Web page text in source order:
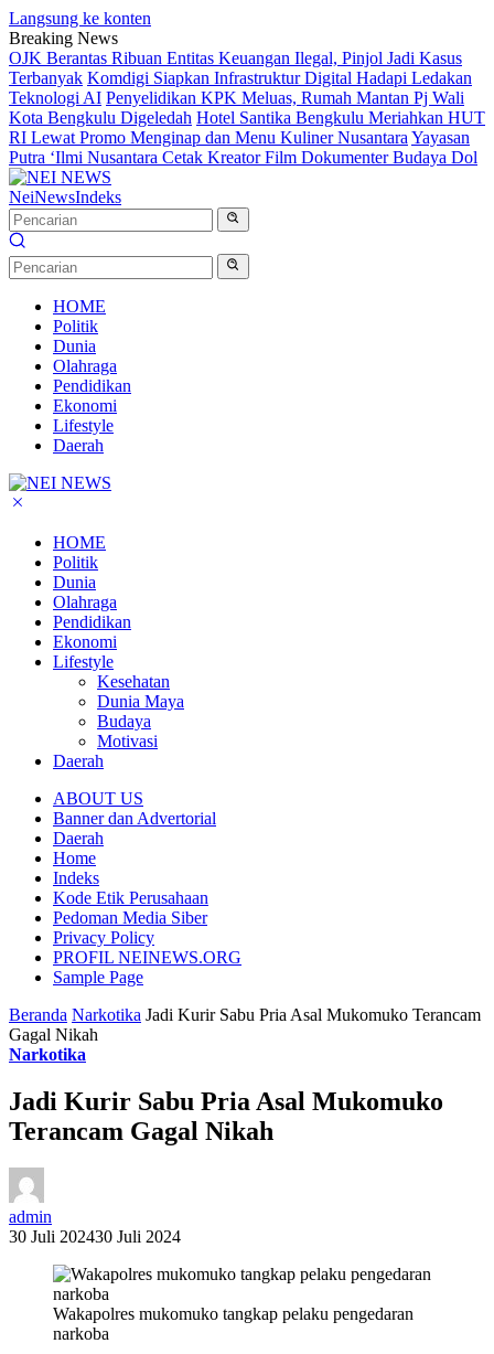
Langsung ke konten
Breaking News
OJK Berantas Ribuan Entitas Keuangan Ilegal, Pinjol Jadi Kasus
Terbanyak Komdigi Siapkan Infrastruktur Digital Hadapi Ledakan
Teknologi AI Penyelidikan KPK Meluas, Rumah Mantan Pj Wali
Kota Bengkulu Digeledah Hotel Santika Bengkulu Meriahkan HUT
RI Lewat Promo Menginap dan Menu Kuliner Nusantara Yayasan
Putra ‘Ilmi Nusantara Cetak Kreator Film Dokumenter Budaya Dol
NeiNewsIndeks
HOME
Politik
Dunia
Olahraga
Pendidikan
Ekonomi
Lifestyle
Daerah
HOME
Politik
Dunia
Olahraga
Pendidikan
Ekonomi
Lifestyle
Kesehatan
Dunia Maya
Budaya
Motivasi
Daerah
ABOUT US
Banner dan Advertorial
Daerah
Home
Indeks
Kode Etik Perusahaan
Pedoman Media Siber
Privacy Policy
PROFIL NEINEWS.ORG
Sample Page
Beranda Narkotika Jadi Kurir Sabu Pria Asal Mukomuko Terancam
Gagal Nikah
Narkotika
Jadi Kurir Sabu Pria Asal Mukomuko
Terancam Gagal Nikah
admin
30 Juli 202430 Juli 2024
Wakapolres mukomuko tangkap pelaku pengedaran
narkoba